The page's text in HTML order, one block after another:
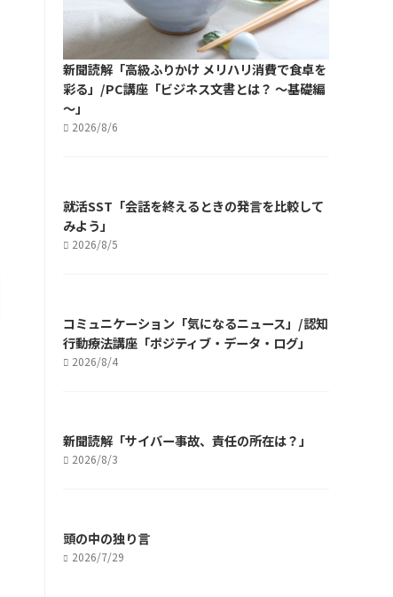
新聞読解「高級ふりかけ メリハリ消費で食卓を
彩る」/PC講座「ビジネス文書とは？ ～基礎編
～」
2026/8/6
就活SST「会話を終えるときの発言を比較して
みよう」
2026/8/5
コミュニケーション「気になるニュース」/認知
行動療法講座「ポジティブ・データ・ログ」
2026/8/4
新聞読解「サイバー事故、責任の所在は？」
2026/8/3
頭の中の独り言
2026/7/29